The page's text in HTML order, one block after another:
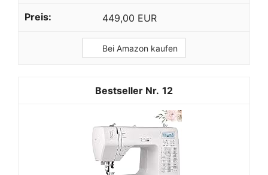
449,00 EUR
Bei Amazon kaufen
12